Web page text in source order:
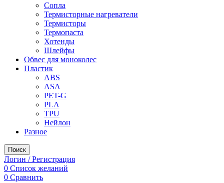
Сопла
Термисторные нагреватели
Термисторы
Термопаста
Хотенды
Шлейфы
Обвес для моноколес
Пластик
ABS
ASA
PET-G
PLA
TPU
Нейлон
Разное
Поиск
Логин / Регистрация
0 Список желаний
0 Сравнить